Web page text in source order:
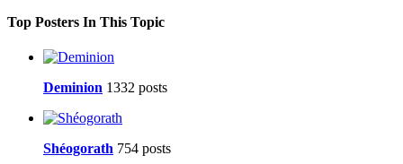
Top Posters In This Topic
Deminion 1332 posts
Shéogorath 754 posts